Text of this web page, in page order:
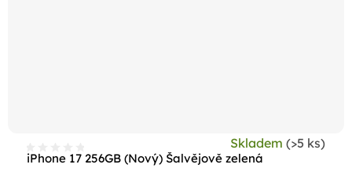
iPhone 17 256GB (Nový) Šalvějově zelená
Skladem (>5 ks)